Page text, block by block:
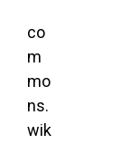
co
m
mo
ns.
wik